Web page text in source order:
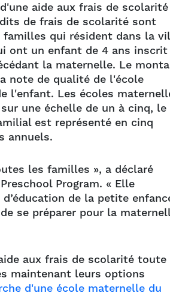
aide aux frais de scolarité
de frais de scolarité sont
qui résident dans la
ont un enfant de 4 ans inscrit
la maternelle. Le
note de qualité de l'école
l'enfant. Les écoles
une échelle de un à cinq, le
est représenté en cinq
annuels.
les familles », a déclaré
Program. « Elle
de la petite
se préparer pour la
aux frais de scolarité toute
maintenant leurs options
d'une école maternelle du